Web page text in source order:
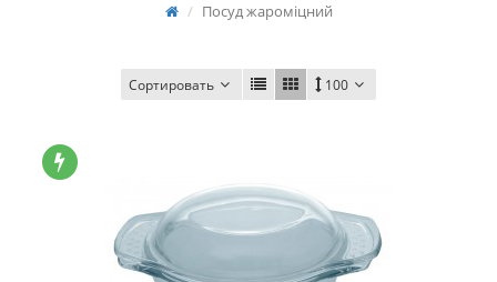
Посуд жароміцний
Сортировать 100